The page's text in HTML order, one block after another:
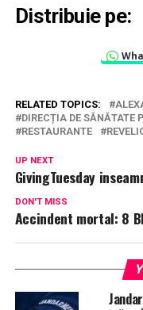
Distribuie pe:
RELATED TOPICS:
DIRECȚIA DE SĂNĂTATE
RESTAURANTE
UP NEXT
GivingTuesday
DON'T MISS
Accindent mortal: 8